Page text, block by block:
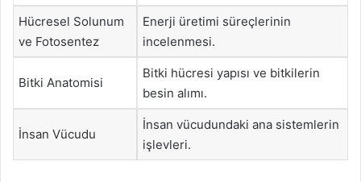
Hücresel Solunum
ve Fotosentez
Enerji üretimi süreçlerinin
incelenmesi.
Bitki Anatomisi
Bitki hücresi yapısı ve bitkilerin
besin alımı.
İnsan Vücudu
İnsan vücudundaki ana sistemlerin
işlevleri.